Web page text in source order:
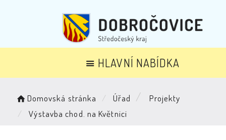
HLAVNÍ NABÍDKA
Domovská stránka Úřad
Projekty
Výstavba chod. na Květnici